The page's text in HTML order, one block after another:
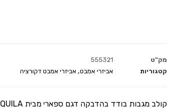
מק"ט
555321
קטגוריות
אביזרי אמבט, אביזרי אמבט דקורציה